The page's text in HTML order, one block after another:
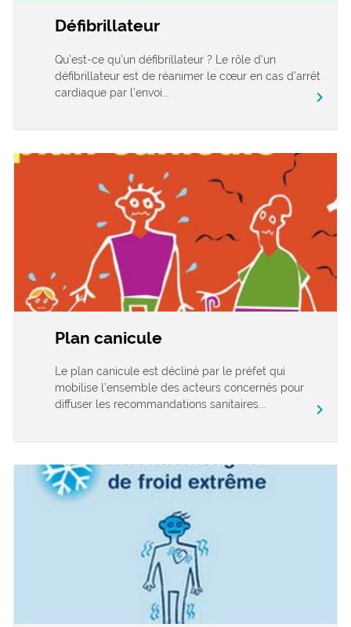
Défibrillateur
Qu’est-ce qu’un défibrillateur ? Le rôle d’un
défibrillateur est de réanimer le cœur en cas d’arrêt
cardiaque par l’envoi...
chevron_right
Plan canicule
Le plan canicule est décliné par le préfet qui
mobilise l’ensemble des acteurs concernés pour
diffuser les recommandations sanitaires...
chevron_right